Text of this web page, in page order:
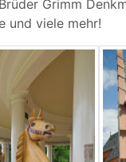
Grimm
und viele mehr!